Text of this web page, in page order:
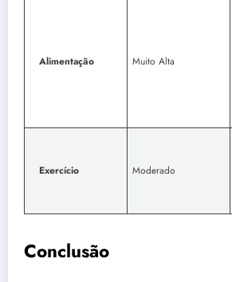
Alimentação Muito Alta
Exercício Moderado
Conclusão